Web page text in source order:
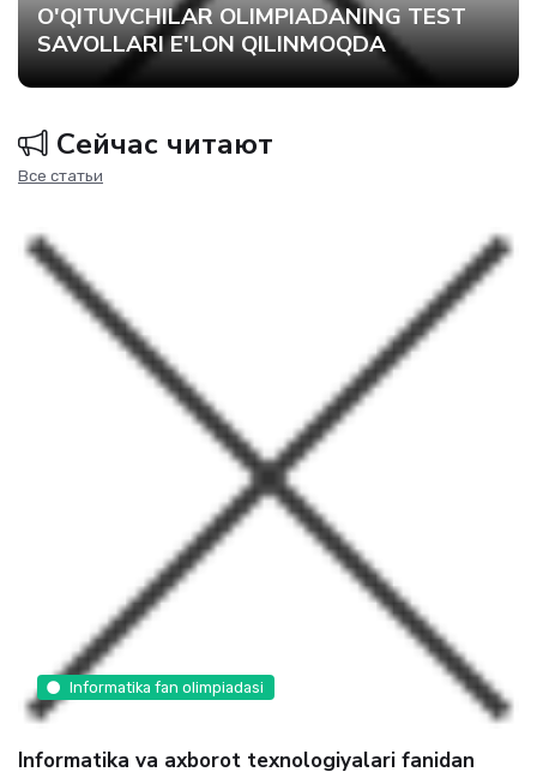
O'QITUVCHILAR OLIMPIADANING TEST
SAVOLLARI E'LON QILINMOQDA
Сейчас читают
Все статьи
Informatika fan olimpiadasi
Informatika va axborot texnologiyalari fanidan